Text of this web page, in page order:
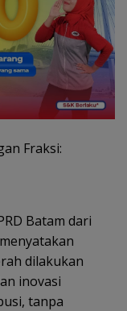
Fraksi:
Batam dari
dilakukan
inovasi
tanpa